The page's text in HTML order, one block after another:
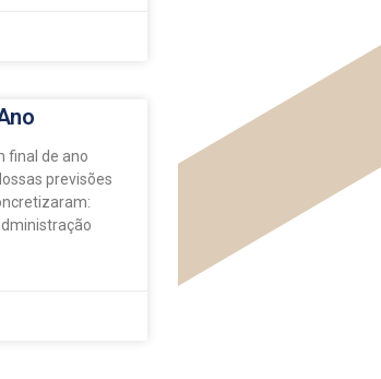
final de ano
previsões